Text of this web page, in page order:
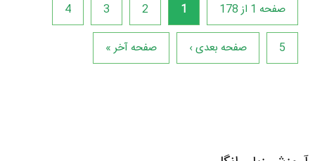
صفحه 1 از 178 1
2
3
4
5 صفحه بعدی › صفحه آخر »